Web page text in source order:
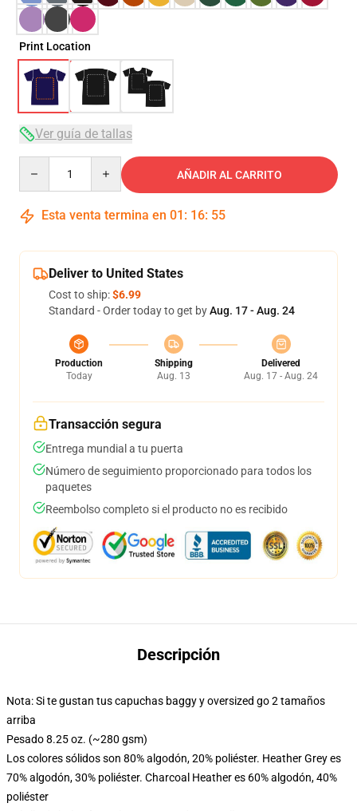
Print Location
Ver guía de tallas
AÑADIR AL CARRITO
Esta venta termina en 01 : 16: 54
Deliver to United States
Cost to ship:$6.99
Standard - Order today to get byAug. 17 - Aug. 24
Production
Today
Shipping
Aug. 13
Delivered
Aug. 17 - Aug. 24
Transacción segura
Entrega mundial a tu puerta
Número de seguimiento proporcionado para todos los
paquetes
Reembolso completo si el producto no es recibido
Descripción
Nota: Si te gustan tus capuchas baggy y oversized go 2 tamaños
arriba
Pesado 8.25 oz. (~280 gsm)
Los colores sólidos son 80% algodón, 20% poliéster. Heather Grey es
70% algodón, 30% poliéster. Charcoal Heather es 60% algodón, 40%
poliéster